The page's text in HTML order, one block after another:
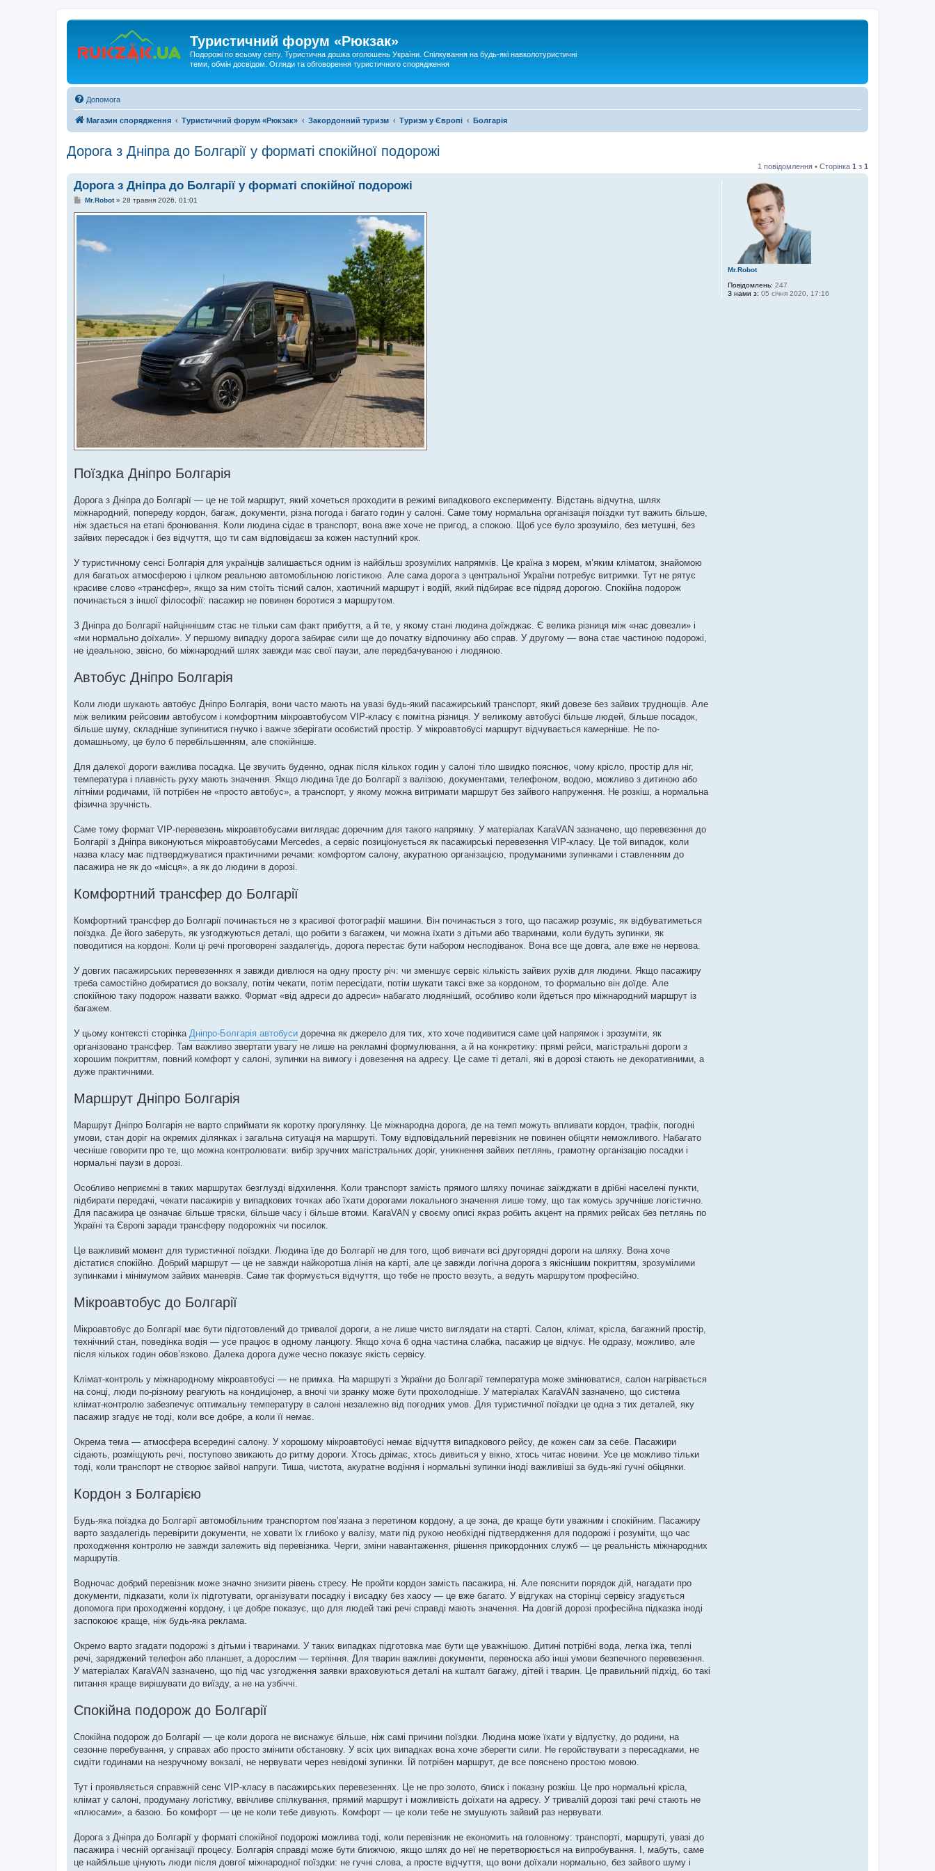
Туристичний форум «Рюкзак»
Подорожі по всьому світу. Туристична дошка оголошень України. Спілкування на будь-які навколотуристичні
теми, обмін досвідом. Огляди та обговорення туристичного спорядження
Допомога
Магазин спорядження Туристичний форум «Рюкзак» Закордонний туризм Туризм у Європі Болгарія
Дорога з Дніпра до Болгарії у форматі спокійної подорожі
1 повідомлення • Сторінка 1 з 1
Mr.Robot
Повідомлень: 247
З нами з: 05 січня 2020, 17:16
Дорога з Дніпра до Болгарії у форматі спокійної подорожі
П
в
о
Mr.Robot» 28 травня 2026, 01:01
Поїздка Дніпро Болгарія
Дорога з Дніпра до Болгарії — це не той маршрут, який хочеться проходити в режимі випадкового експерименту. Відстань відчутна, шлях
міжнародний, попереду кордон, багаж, документи, різна погода і багато годин у салоні. Саме тому нормальна організація поїздки тут важить більше,
ніж здається на етапі бронювання. Коли людина сідає в транспорт, вона вже хоче не пригод, а спокою. Щоб усе було зрозуміло, без метушні, без
зайвих пересадок і без відчуття, що ти сам відповідаєш за кожен наступний крок.
У туристичному сенсі Болгарія для українців залишається одним із найбільш зрозумілих напрямків. Це країна з морем, м’яким кліматом, знайомою
для багатьох атмосферою і цілком реальною автомобільною логістикою. Але сама дорога з центральної України потребує витримки. Тут не рятує
красиве слово «трансфер», якщо за ним стоїть тісний салон, хаотичний маршрут і водій, який підбирає все підряд дорогою. Спокійна подорож
починається з іншої філософії: пасажир не повинен боротися з маршрутом.
З Дніпра до Болгарії найціннішим стає не тільки сам факт прибуття, а й те, у якому стані людина доїжджає. Є велика різниця між «нас довезли» і
«ми нормально доїхали». У першому випадку дорога забирає сили ще до початку відпочинку або справ. У другому — вона стає частиною подорожі,
не ідеальною, звісно, бо міжнародний шлях завжди має свої паузи, але передбачуваною і людяною.
Автобус Дніпро Болгарія
Коли люди шукають автобус Дніпро Болгарія, вони часто мають на увазі будь-який пасажирський транспорт, який довезе без зайвих труднощів. Але
між великим рейсовим автобусом і комфортним мікроавтобусом VIP-класу є помітна різниця. У великому автобусі більше людей, більше посадок,
більше шуму, складніше зупинитися гнучко і важче зберігати особистий простір. У мікроавтобусі маршрут відчувається камерніше. Не по-
домашньому, це було б перебільшенням, але спокійніше.
Для далекої дороги важлива посадка. Це звучить буденно, однак після кількох годин у салоні тіло швидко пояснює, чому крісло, простір для ніг,
температура і плавність руху мають значення. Якщо людина їде до Болгарії з валізою, документами, телефоном, водою, можливо з дитиною або
літніми родичами, їй потрібен не «просто автобус», а транспорт, у якому можна витримати маршрут без зайвого напруження. Не розкіш, а нормальна
фізична зручність.
Саме тому формат VIP-перевезень мікроавтобусами виглядає доречним для такого напрямку. У матеріалах KaraVAN зазначено, що перевезення до
Болгарії з Дніпра виконуються мікроавтобусами Mercedes, а сервіс позиціонується як пасажирські перевезення VIP-класу. Це той випадок, коли
назва класу має підтверджуватися практичними речами: комфортом салону, акуратною організацією, продуманими зупинками і ставленням до
пасажира не як до «місця», а як до людини в дорозі.
Комфортний трансфер до Болгарії
Комфортний трансфер до Болгарії починається не з красивої фотографії машини. Він починається з того, що пасажир розуміє, як відбуватиметься
поїздка. Де його заберуть, як узгоджуються деталі, що робити з багажем, чи можна їхати з дітьми або тваринами, коли будуть зупинки, як
поводитися на кордоні. Коли ці речі проговорені заздалегідь, дорога перестає бути набором несподіванок. Вона все ще довга, але вже не нервова.
У довгих пасажирських перевезеннях я завжди дивлюся на одну просту річ: чи зменшує сервіс кількість зайвих рухів для людини. Якщо пасажиру
треба самостійно добиратися до вокзалу, потім чекати, потім пересідати, потім шукати таксі вже за кордоном, то формально він доїде. Але
спокійною таку подорож назвати важко. Формат «від адреси до адреси» набагато людяніший, особливо коли йдеться про міжнародний маршрут із
багажем.
У цьому контексті сторінка Дніпро-Болгарія автобуси доречна як джерело для тих, хто хоче подивитися саме цей напрямок і зрозуміти, як
організовано трансфер. Там важливо звертати увагу не лише на рекламні формулювання, а й на конкретику: прямі рейси, магістральні дороги з
хорошим покриттям, повний комфорт у салоні, зупинки на вимогу і довезення на адресу. Це саме ті деталі, які в дорозі стають не декоративними, а
дуже практичними.
Маршрут Дніпро Болгарія
Маршрут Дніпро Болгарія не варто сприймати як коротку прогулянку. Це міжнародна дорога, де на темп можуть впливати кордон, трафік, погодні
умови, стан доріг на окремих ділянках і загальна ситуація на маршруті. Тому відповідальний перевізник не повинен обіцяти неможливого. Набагато
чесніше говорити про те, що можна контролювати: вибір зручних магістральних доріг, уникнення зайвих петлянь, грамотну організацію посадки і
нормальні паузи в дорозі.
Особливо неприємні в таких маршрутах безглузді відхилення. Коли транспорт замість прямого шляху починає заїжджати в дрібні населені пункти,
підбирати передачі, чекати пасажирів у випадкових точках або їхати дорогами локального значення лише тому, що так комусь зручніше логістично.
Для пасажира це означає більше тряски, більше часу і більше втоми. KaraVAN у своєму описі якраз робить акцент на прямих рейсах без петлянь по
Україні та Європі заради трансферу подорожніх чи посилок.
Це важливий момент для туристичної поїздки. Людина їде до Болгарії не для того, щоб вивчати всі другорядні дороги на шляху. Вона хоче
дістатися спокійно. Добрий маршрут — це не завжди найкоротша лінія на карті, але це завжди логічна дорога з якіснішим покриттям, зрозумілими
зупинками і мінімумом зайвих маневрів. Саме так формується відчуття, що тебе не просто везуть, а ведуть маршрутом професійно.
Мікроавтобус до Болгарії
Мікроавтобус до Болгарії має бути підготовлений до тривалої дороги, а не лише чисто виглядати на старті. Салон, клімат, крісла, багажний простір,
технічний стан, поведінка водія — усе працює в одному ланцюгу. Якщо хоча б одна частина слабка, пасажир це відчує. Не одразу, можливо, але
після кількох годин обов’язково. Далека дорога дуже чесно показує якість сервісу.
Клімат-контроль у міжнародному мікроавтобусі — не примха. На маршруті з України до Болгарії температура може змінюватися, салон нагрівається
на сонці, люди по-різному реагують на кондиціонер, а вночі чи зранку може бути прохолодніше. У матеріалах KaraVAN зазначено, що система
клімат-контролю забезпечує оптимальну температуру в салоні незалежно від погодних умов. Для туристичної поїздки це одна з тих деталей, яку
пасажир згадує не тоді, коли все добре, а коли її немає.
Окрема тема — атмосфера всередині салону. У хорошому мікроавтобусі немає відчуття випадкового рейсу, де кожен сам за себе. Пасажири
сідають, розміщують речі, поступово звикають до ритму дороги. Хтось дрімає, хтось дивиться у вікно, хтось читає новини. Усе це можливо тільки
тоді, коли транспорт не створює зайвої напруги. Тиша, чистота, акуратне водіння і нормальні зупинки іноді важливіші за будь-які гучні обіцянки.
Кордон з Болгарією
Будь-яка поїздка до Болгарії автомобільним транспортом пов’язана з перетином кордону, а це зона, де краще бути уважним і спокійним. Пасажиру
варто заздалегідь перевірити документи, не ховати їх глибоко у валізу, мати під рукою необхідні підтвердження для подорожі і розуміти, що час
проходження контролю не завжди залежить від перевізника. Черги, зміни навантаження, рішення прикордонних служб — це реальність міжнародних
маршрутів.
Водночас добрий перевізник може значно знизити рівень стресу. Не пройти кордон замість пасажира, ні. Але пояснити порядок дій, нагадати про
документи, підказати, коли їх підготувати, організувати посадку і висадку без хаосу — це вже багато. У відгуках на сторінці сервісу згадується
допомога при проходженні кордону, і це добре показує, що для людей такі речі справді мають значення. На довгій дорозі професійна підказка іноді
заспокоює краще, ніж будь-яка реклама.
Окремо варто згадати подорожі з дітьми і тваринами. У таких випадках підготовка має бути ще уважнішою. Дитині потрібні вода, легка їжа, теплі
речі, заряджений телефон або планшет, а дорослим — терпіння. Для тварин важливі документи, переноска або інші умови безпечного перевезення.
У матеріалах KaraVAN зазначено, що під час узгодження заявки враховуються деталі на кшталт багажу, дітей і тварин. Це правильний підхід, бо такі
питання краще вирішувати до виїзду, а не на узбіччі.
Спокійна подорож до Болгарії
Спокійна подорож до Болгарії — це коли дорога не виснажує більше, ніж самі причини поїздки. Людина може їхати у відпустку, до родини, на
сезонне перебування, у справах або просто змінити обстановку. У всіх цих випадках вона хоче зберегти сили. Не геройствувати з пересадками, не
сидіти годинами на незручному вокзалі, не нервувати через невідомі зупинки. Їй потрібен маршрут, де все пояснено простою мовою.
Тут і проявляється справжній сенс VIP-класу в пасажирських перевезеннях. Це не про золото, блиск і показну розкіш. Це про нормальні крісла,
клімат у салоні, продуману логістику, ввічливе спілкування, прямий маршрут і можливість доїхати на адресу. У тривалій дорозі такі речі стають не
«плюсами», а базою. Бо комфорт — це не коли тебе дивують. Комфорт — це коли тебе не змушують зайвий раз нервувати.
Дорога з Дніпра до Болгарії у форматі спокійної подорожі можлива тоді, коли перевізник не економить на головному: транспорті, маршруті, увазі до
пасажира і чесній організації процесу. Болгарія справді може бути ближчою, якщо шлях до неї не перетворюється на випробування. І, мабуть, саме
це найбільше цінують люди після довгої міжнародної поїздки: не гучні слова, а просте відчуття, що вони доїхали нормально, без зайвого шуму і